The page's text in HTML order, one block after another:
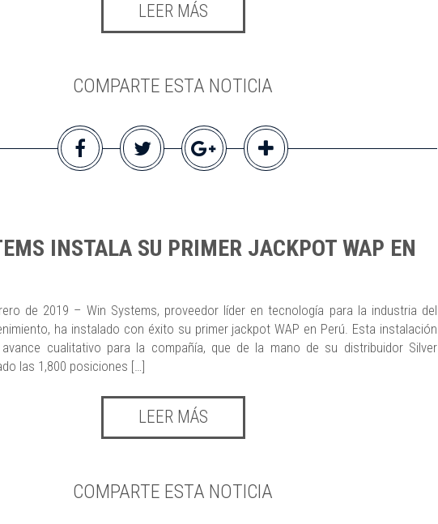
LEER MÁS
COMPARTE ESTA NOTICIA
INSTALA SU PRIMER JACKPOT WAP EN
de 2019 – Win Systems, proveedor líder en tecnología para la industria del
ha instalado con éxito su primer jackpot WAP en Perú. Esta instalación
cualitativo para la compañía, que de la mano de su distribuidor Silver
las 1,800 posiciones […]
LEER MÁS
COMPARTE ESTA NOTICIA